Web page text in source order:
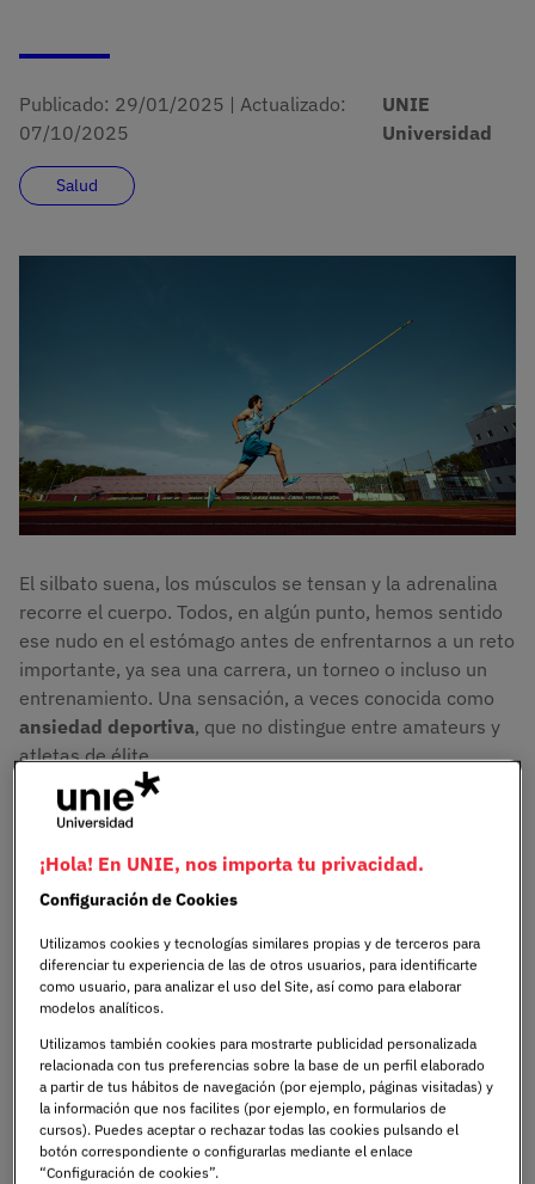
Publicado: 29/01/2025 | Actualizado:
07/10/2025
UNIE
Universidad
Salud
El silbato suena, los músculos se tensan y la adrenalina
recorre el cuerpo. Todos, en algún punto, hemos sentido
ese nudo en el estómago antes de enfrentarnos a un reto
importante, ya sea una carrera, un torneo o incluso un
entrenamiento. Una sensación, a veces conocida como
ansiedad deportiva, que no distingue entre amateurs y
atletas de élite.
Este fenómeno no solo afecta cómo nos sentimos, sino
preparación impecable puede desmoronarse bajo la
presión? ¿Qué diferencia a la ansiedad que impulsa hacia
la excelencia, de aquella que paraliza, en ocasiones, a los
mejores deportistas? Estas preguntas son más comunes
de lo que creemos y, sorprendentemente, las respuestas
suelen encontrarse más cerca de lo que imaginamos.
Y es que, el interés por entender y gestionar la ansiedad
deportiva ha crecido exponencialmente en los últimos
años, y con razón: el equilibrio entre la mente y el cuerpo
es clave para alcanzar el máximo rendimiento. De hecho,
¡Hola! En UNIE, nos importa tu privacidad.
Configuración de Cookies
Utilizamos cookies y tecnologías similares propias y de terceros para
diferenciar tu experiencia de las de otros usuarios, para identificarte
como usuario, para analizar el uso del Site, así como para elaborar
modelos analíticos.
Utilizamos también cookies para mostrarte publicidad personalizada
relacionada con tus preferencias sobre la base de un perfil elaborado
a partir de tus hábitos de navegación (por ejemplo, páginas visitadas) y
la información que nos facilites (por ejemplo, en formularios de
cursos). Puedes aceptar o rechazar todas las cookies pulsando el
botón correspondiente o configurarlas mediante el enlace
“Configuración de cookies”.